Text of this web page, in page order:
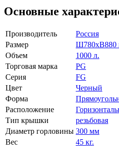
Основные
Производитель
Россия
Размер
Ш780xВ880
Объем
1000 л.
Торговая марка
PG
Серия
FG
Цвет
Черный
Форма
Расположение
Тип крышки
резьбовая
Диаметр горловины 300 мм
Вес
45 кг.